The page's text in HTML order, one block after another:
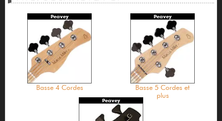
Peavey
Basse 4 Cordes
Peavey
Basse 5 Cordes et
plus
Peavey